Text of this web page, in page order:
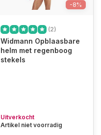
-8%
(2)
Widmann Opblaasbare
helm met regenboog
stekels
Uitverkocht
Artikel niet voorradig